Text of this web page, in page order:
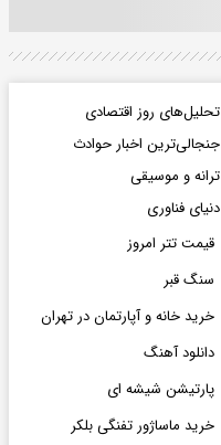
تحلیل‌های روز اقتصادی
جنجالی‌ترین اخبار حوادث
ترانه و موسیقی
دنیای فناوری
قیمت تتر امروز
سنگ قبر
خرید خانه و آپارتمان در تهران
دانلود آهنگ
پارتیشن شیشه ای
خرید ماساژور تفنگی بلکر